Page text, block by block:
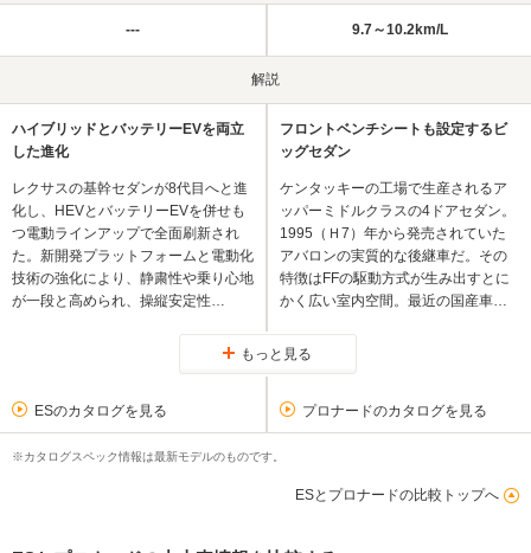
--- 9.7～10.2km/L
解説
ハイブリッドとバッテリーEVを両立
した進化
レクサスの基幹セダンが8代目へと進
化し、HEVとバッテリーEVを併せも
つ電動ラインアップで全面刷新され
た。新開発プラットフォームと電動化
技術の強化により、静粛性や乗り心地
が一段と高められ、操縦安定性…
フロントベンチシートも設定するビ
ッグセダン
ケンタッキーの工場で生産されるア
ッパーミドルクラスの4ドアセダン。
1995（Ｈ7）年から発売されていた
アバロンの実質的な後継車だ。その
特徴はFFの駆動方式が生み出すとに
かく広い室内空間。最近の国産車…
もっと見る
ESのカタログを見る プロナードのカタログを見る
※カタログスペック情報は最新モデルのものです。
ESとプロナードの比較トップへ